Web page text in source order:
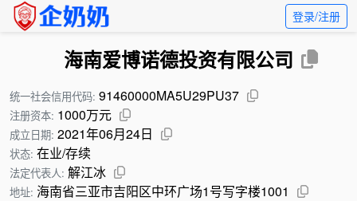
登录/注册
海南爱博诺德投资有限公司
统一社会信用代码: 91460000MA5U29PU37
注册资本: 1000万元
成立日期: 2021年06月24日
状态: 在业/存续
法定代表人: 解江冰
地址: 海南省三亚市吉阳区中环广场1号写字楼1001